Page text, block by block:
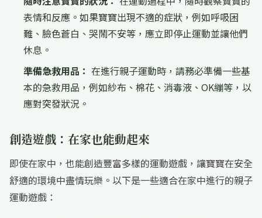
表情和反應。如果寶寶出現不適的症狀，例如呼吸困
難、臉色蒼白、哭鬧不安等，應立即停止運動並讓他們
休息。
準備急救用品： 在進行親子運動時，請務必準備一些基
本的急救用品，例如紗布、棉花、消毒液、OK繃等，以
應對突發狀況。
創造遊戲：在家也能動起來
即使在家中，也能創造豐富多樣的運動遊戲，讓寶寶在安全
舒適的環境中盡情玩樂。以下是一些適合在家中進行的親子
運動遊戲：